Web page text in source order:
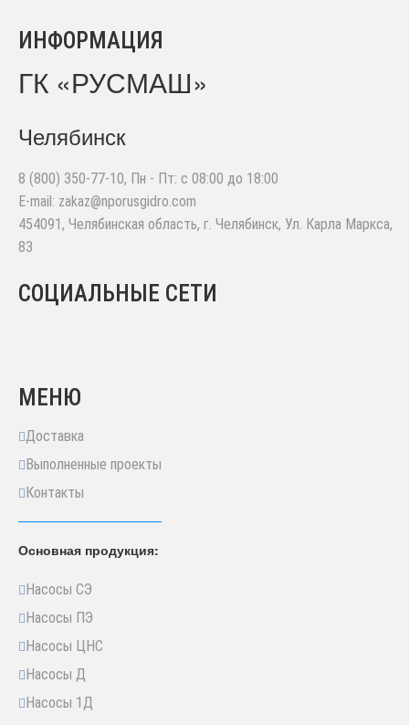
ИНФОРМАЦИЯ
ГК «РУСМАШ»
Челябинск
8 (800) 350-77-10, Пн - Пт: с 08:00 до 18:00
E-mail: zakaz@nporusgidro.com
454091, Челябинская область, г. Челябинск, Ул. Карла Маркса,
83
СОЦИАЛЬНЫЕ СЕТИ
МЕНЮ
Доставка
Выполненные проекты
Контакты
Основная продукция:
Насосы СЭ
Насосы ПЭ
Насосы ЦНС
Насосы Д
Насосы 1Д